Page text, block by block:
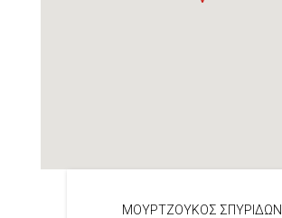
ΜΟΥΡΤΖΟΥΚΟΣ ΣΠΥΡΙΔΩΝ